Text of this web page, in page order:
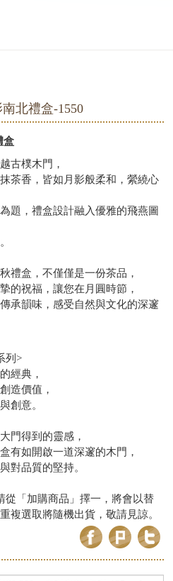
北禮盒-1550
盒
古樸木門，
茶香，皆如月影般柔和，縈繞心
題，禮盒設計融入優雅的飛燕圖
禮盒，不僅僅是一份茶品，
的祝福，讓您在月圓時節，
承韻味，感受自然與文化的深邃
列>
經典，
造價值，
創意。
門得到的靈感，
有如開啟一道深邃的木門，
對品質的堅持。
從「加購商品」擇一，將會以替
複選取將隨機出貨，敬請見諒。